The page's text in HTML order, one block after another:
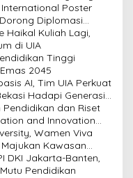
International Poster
Diplomasi
Haikal Kuliah Lagi,
di UIA
Tinggi
2045
AI, Tim UIA Perkuat
Hadapi Generasi
dan Riset
and Innovation
Wamen Viva
Kawasan
DKI Jakarta-Banten,
Pendidikan